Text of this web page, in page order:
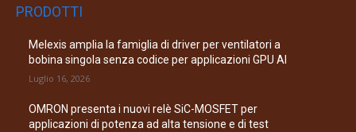
PRODOTTI
Melexis amplia la famiglia di driver per ventilatori a
bobina singola senza codice per applicazioni GPU AI
Luglio 16, 2026
OMRON presenta i nuovi relè SiC-MOSFET per
applicazioni di potenza ad alta tensione e di test